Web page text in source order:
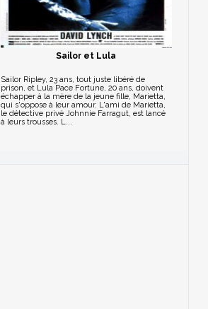
Sailor et Lula
Sailor Ripley, 23 ans, tout juste libéré de
prison, et Lula Pace Fortune, 20 ans, doivent
échapper à la mère de la jeune fille, Marietta,
qui s'oppose à leur amour. L'ami de Marietta,
le détective privé Johnnie Farragut, est lancé
à leurs trousses. L...